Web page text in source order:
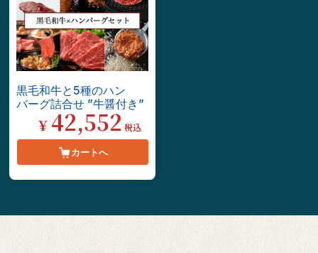
黒毛和牛と5種のハン
バーグ詰合せ ”牛醤付き”
¥ 42,552 税込
カートへ